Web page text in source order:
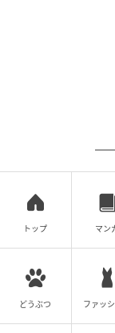
ソードを元に
また、フリーラ
運営中。
次の記事
面接
う
トップ マン
どうぶつ ファッ